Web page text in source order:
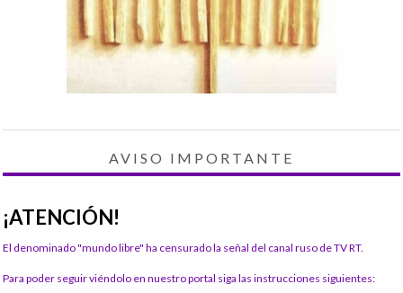
AVISO IMPORTANTE
¡ATENCIÓN!
El denominado "mundo libre" ha censurado la señal del canal ruso de TV RT.
Para poder seguir viéndolo en nuestro portal siga las instrucciones siguientes: